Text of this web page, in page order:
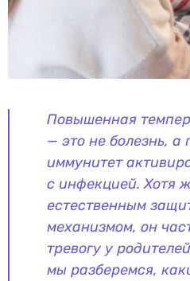
Повышенная
— это не болезнь, а
иммунитет
с инфекцией. Хотя
естественным
механизмом, он
тревогу у
мы разберемся,